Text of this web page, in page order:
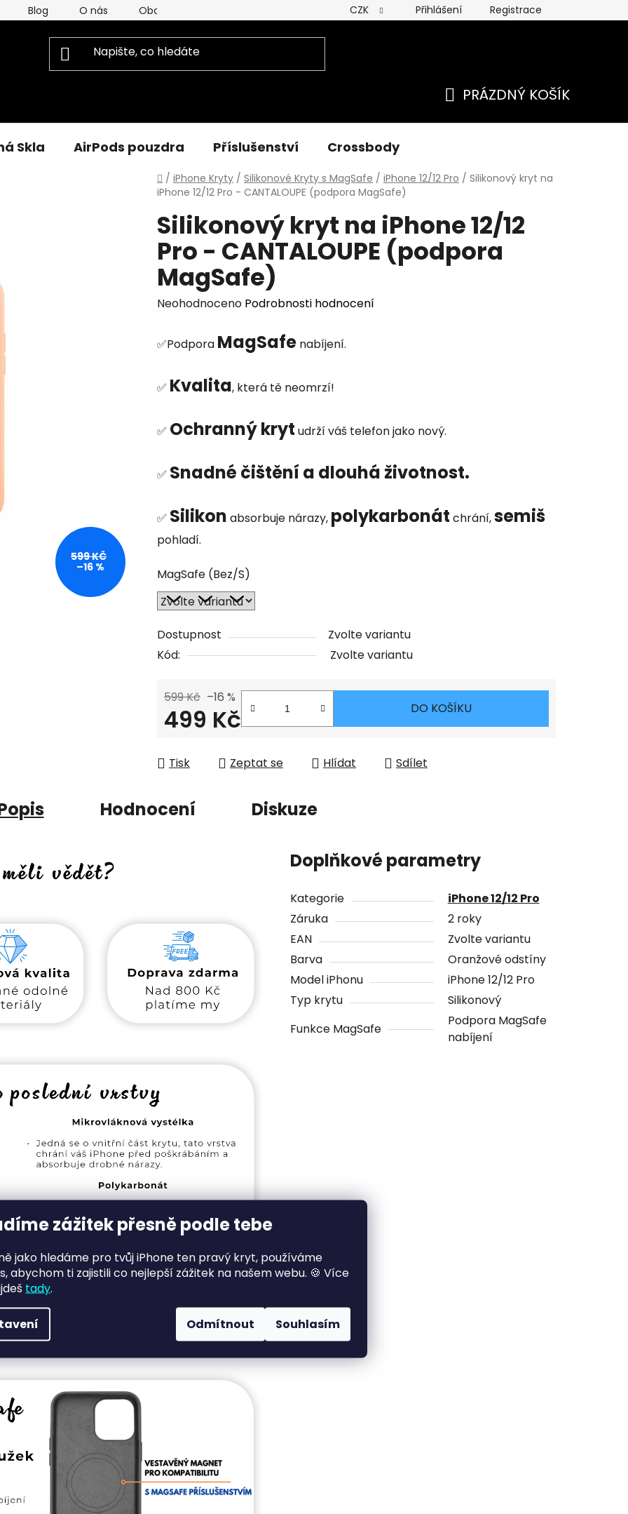
zážitek přesně podle tebe
jako hledáme pro tvůj iPhone ten pravý kryt, používáme
abychom ti zajistili co nejlepší zážitek na našem webu. 🍪 Více
tady.
Odmítnout Souhlasím
Blog O nás Obchodní Podmínky Podmínky ochrany osobních údajú
CZK Přihlášení Registrace
PRÁZDNÝ KOŠÍK
Skla AirPods pouzdra Příslušenství Crossbody
Domů
/ iPhone Kryty / Silikonové Kryty s MagSafe / iPhone 12/12 Pro / Silikonový kryt na
iPhone 12/12 Pro - CANTALOUPE (podpora MagSafe)
Silikonový kryt na iPhone 12/12
Pro - CANTALOUPE (podpora
MagSafe)
Průměrné
produktu
0,0
hvězdiček.
Neohodnoceno Podrobnosti hodnocení
✅Podpora MagSafe nabíjení.
✅ Kvalita, která tě neomrzí!
✅ Ochranný kryt udrží váš telefon jako nový.
✅ Snadné čištění a dlouhá životnost.
✅ Silikon absorbuje nárazy, polykarbonát chrání,semiš
pohladí.
MagSafe (Bez/S)
Dostupnost
Zvolte variantu
Kód:
Zvolte variantu
599 Kč –16 %
499 Kč DO KOŠÍKU
Tisk Zeptat se Hlídat Sdílet
599 KČ
–16 %
Hodnocení Diskuze
Doplňkové parametry
Kategorie
iPhone 12/12 Pro
Záruka
2 roky
EAN
Zvolte variantu
Barva
Oranžové odstíny
Model iPhonu
iPhone 12/12 Pro
Typ krytu
Silikonový
Funkce MagSafe
Podpora MagSafe
nabíjení